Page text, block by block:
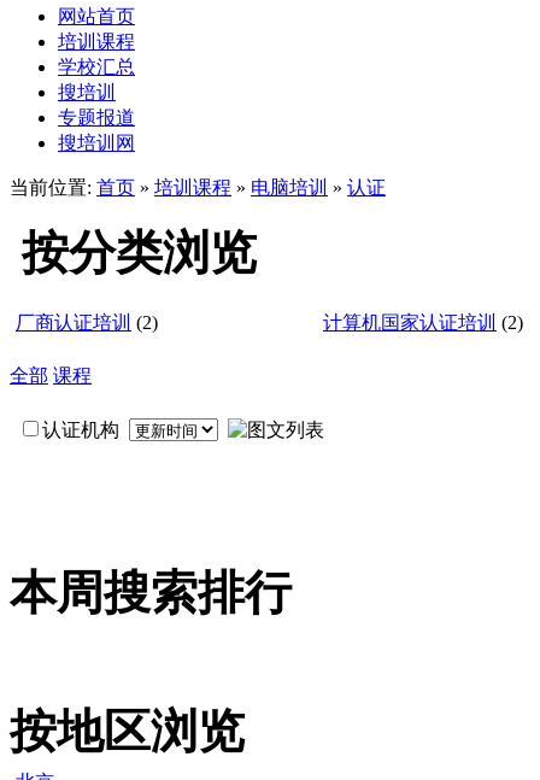
网站首页
培训课程
学校汇总
搜培训
专题报道
搜培训网
当前位置: 首页 » 培训课程 » 电脑培训 » 认证
按分类浏览
厂商认证培训 (2) 计算机国家认证培训 (2)
全部 课程
认证机构
本周搜索排行
按地区浏览